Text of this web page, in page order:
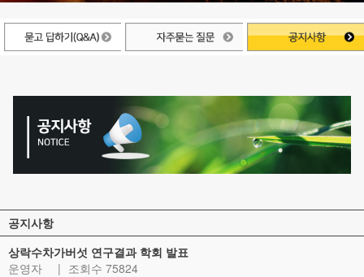
공지사항
상락수차가버섯 연구결과 학회 발표
운영자
| 조회수 75824